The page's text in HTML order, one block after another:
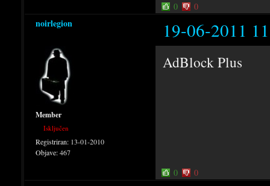
0 0
noirlegion 19-06-2011
Member
Isključen
Registriran: 13-01-2010
Objave:467
AdBlock Plus
0 0